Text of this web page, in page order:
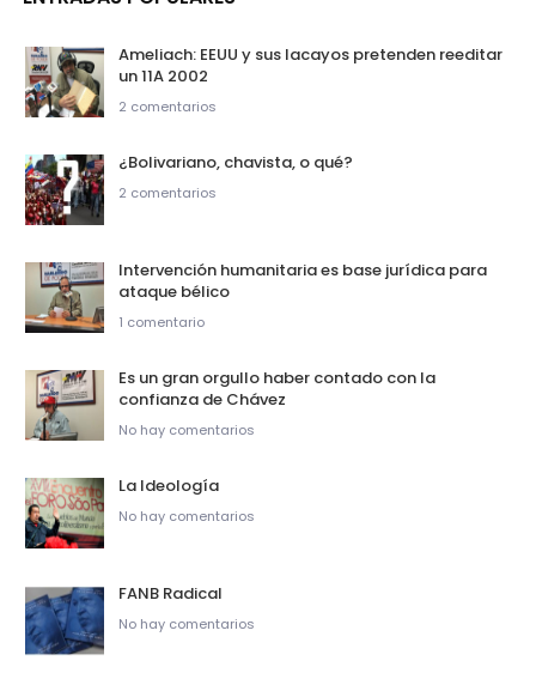
Ameliach: EEUU y sus lacayos pretenden reeditar
un 11A 2002
2 comentarios
¿Bolivariano, chavista, o qué?
2 comentarios
Intervención humanitaria es base jurídica para
ataque bélico
1 comentario
Es un gran orgullo haber contado con la
confianza de Chávez
No hay comentarios
La Ideología
No hay comentarios
FANB Radical
No hay comentarios